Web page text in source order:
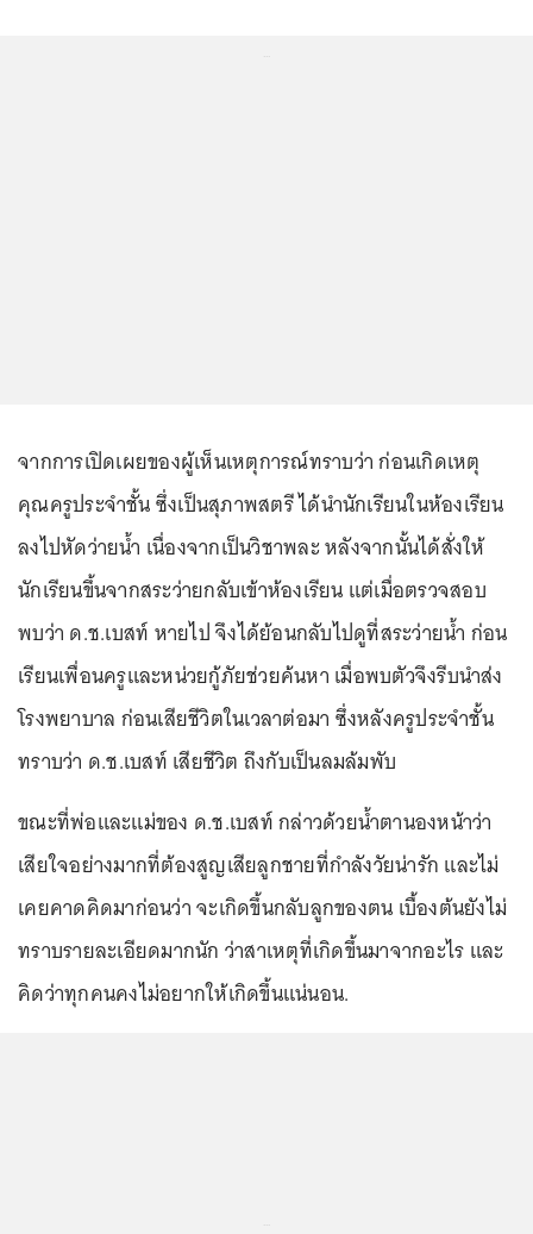
จากการเปิดเผยของผู้เห็นเหตุการณ์ทราบว่า ก่อนเกิดเหตุ
คุณครูประจำชั้น ซึ่งเป็นสุภาพสตรี ได้นำนักเรียนในห้องเรียน
ลงไปหัดว่ายน้ำ เนื่องจากเป็นวิชาพละ หลังจากนั้นได้สั่งให้
นักเรียนขึ้นจากสระว่ายกลับเข้าห้องเรียน แต่เมื่อตรวจสอบ
พบว่า ด.ช.เบสท์ หายไป จึงได้ย้อนกลับไปดูที่สระว่ายน้ำ ก่อน
เรียนเพื่อนครูและหน่วยกู้ภัยช่วยค้นหา เมื่อพบตัวจึงรีบนำส่ง
โรงพยาบาล ก่อนเสียชีวิตในเวลาต่อมา ซึ่งหลังครูประจำชั้น
ทราบว่า ด.ช.เบสท์ เสียชีวิต ถึงกับเป็นลมล้มพับ
ขณะที่พ่อและแม่ของ ด.ช.เบสท์ กล่าวด้วยน้ำตานองหน้าว่า
เสียใจอย่างมากที่ต้องสูญเสียลูกชายที่กำลังวัยน่ารัก และไม่
เคยคาดคิดมาก่อนว่า จะเกิดขึ้นกลับลูกของตน เบื้องต้นยังไม่
ทราบรายละเอียดมากนัก ว่าสาเหตุที่เกิดขึ้นมาจากอะไร และ
คิดว่าทุกคนคงไม่อยากให้เกิดขึ้นแน่นอน.